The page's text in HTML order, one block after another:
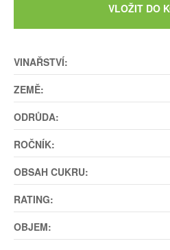
VLOŽIT DO
VINAŘSTVÍ:
ZEMĚ:
ODRŮDA:
ROČNÍK:
OBSAH CUKRU:
RATING:
OBJEM: